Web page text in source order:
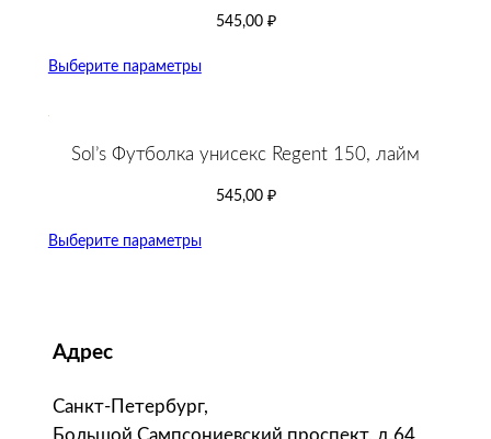
545,00 ₽
Выберите параметры
Sol’s Футболка унисекс Regent 150, лайм
545,00 ₽
Выберите параметры
Адрес
Санкт-Петербург,